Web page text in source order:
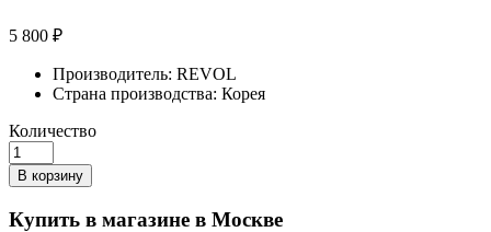
5 800 ₽
Производитель: REVOL
Страна производства: Корея
Количество
В корзину
Купить в магазине в Москве